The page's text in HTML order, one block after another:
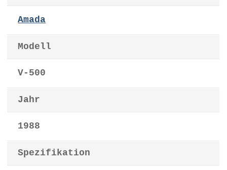
Amada
Modell
V-500
Jahr
1988
Spezifikation